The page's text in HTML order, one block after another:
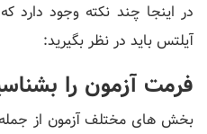
در اینجا چند نکته وجود دارد
آیلتس باید در نظر بگیرید:
فرمت آزمون را
بخش های مختلف آزمون از